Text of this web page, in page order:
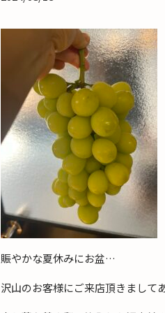
賑やかな夏休みにお盆…
沢山のお客様にご来店頂きまして